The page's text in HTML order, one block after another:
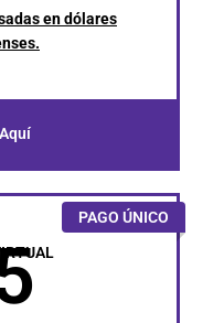
en dólares
PAGO ÚNICO